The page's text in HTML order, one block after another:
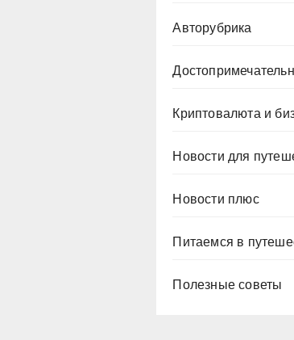
Авторубрика
Криптовалюта и
Новости для
Новости плюс
Питаемся в
Полезные советы